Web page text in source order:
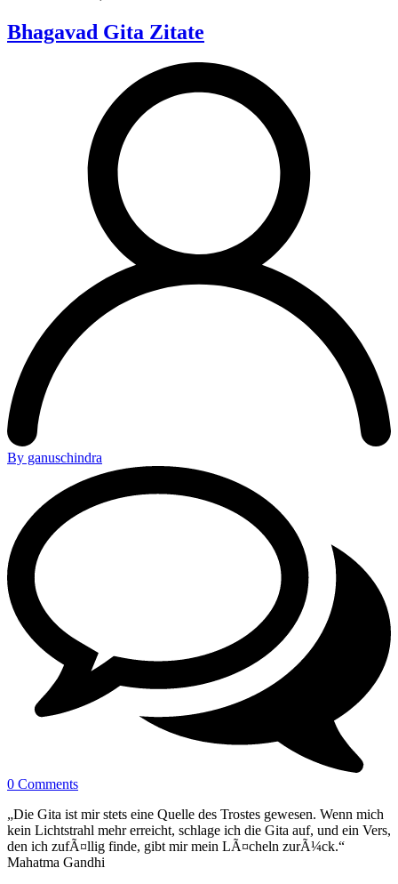
Bhagavad Gita Zitate
By ganuschindra
0 Comments
„Die Gita ist mir stets eine Quelle des Trostes gewesen. Wenn mich
kein Lichtstrahl mehr erreicht, schlage ich die Gita auf, und ein Vers,
den ich zufÃ¤llig finde, gibt mir mein LÃ¤cheln zurÃ¼ck.“
Mahatma Gandhi